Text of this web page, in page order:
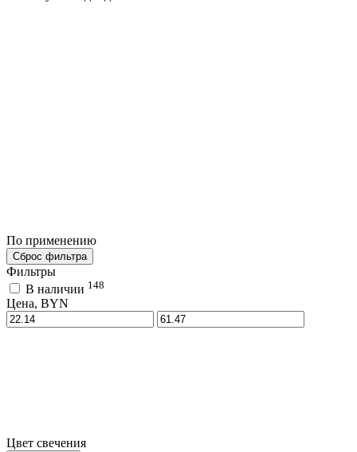
По применению
Сброс фильтра
Фильтры
В наличии 148
Цена, BYN
Цвет свечения